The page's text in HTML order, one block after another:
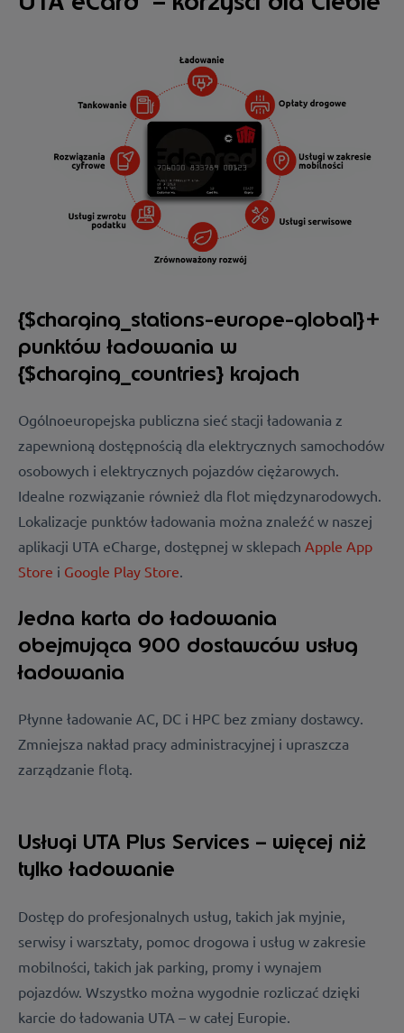
{$charging_stations-europe-global}+
punktów ładowania w
{$charging_countries} krajach
Ogólnoeuropejska publiczna sieć stacji ładowania z
zapewnioną dostępnością dla elektrycznych samochodów
osobowych i elektrycznych pojazdów ciężarowych.
Idealne rozwiązanie również dla flot międzynarodowych.
Lokalizacje punktów ładowania można znaleźć w naszej
aplikacji UTA eCharge, dostępnej w sklepach Apple App
Store i Google Play Store.
Jedna karta do ładowania
obejmująca 900 dostawców usług
ładowania
Płynne ładowanie AC, DC i HPC bez zmiany dostawcy.
Zmniejsza nakład pracy administracyjnej i upraszcza
zarządzanie flotą.
Usługi UTA Plus Services – więcej niż
tylko ładowanie
Dostęp do profesjonalnych usług, takich jak myjnie,
serwisy i warsztaty, pomoc drogowa i usług w zakresie
mobilności, takich jak parking, promy i wynajem
pojazdów. Wszystko można wygodnie rozliczać dzięki
karcie do ładowania UTA – w całej Europie.